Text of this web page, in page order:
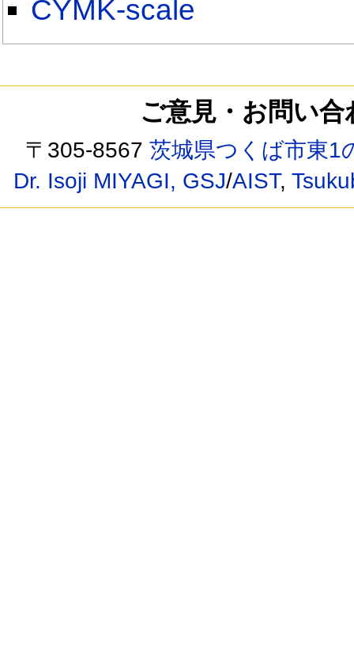
CYMK-scale
ご意見・お問い
〒305-8567 茨城県つくば市東1
Dr. Isoji MIYAGI, GSJ/AIST,